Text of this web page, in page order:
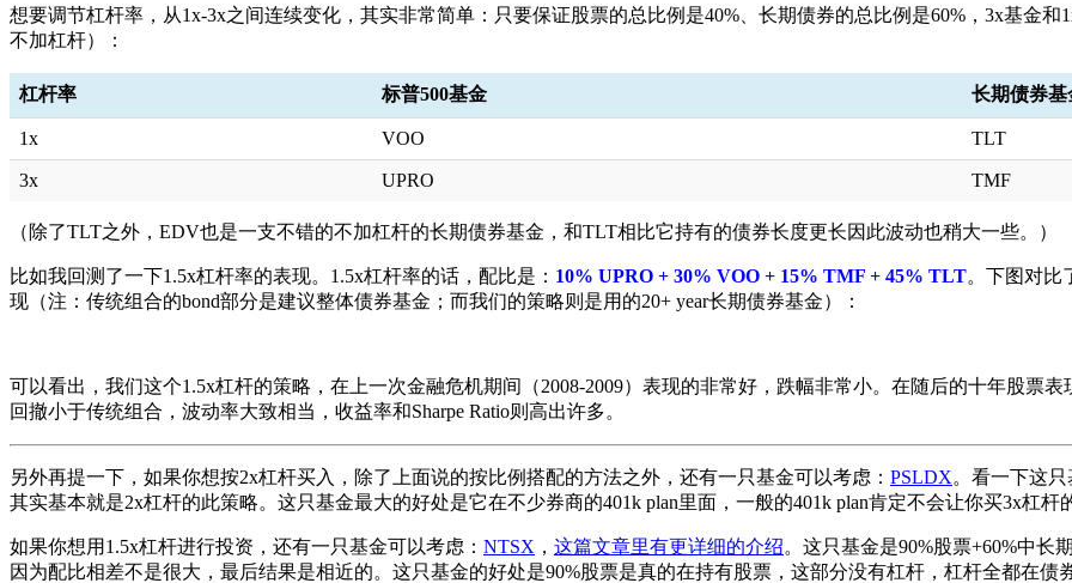
想要调节杠杆率，从1x-3x之间连续变化，其实非常简单：只要保证股票的总比例是40%、长期债券的总比例是60%，3x基金
不加杠杆）：
杠杆率 标普500基金 长期债券基
1x VOO TLT
3x UPRO TMF
（除了TLT之外，EDV也是一支不错的不加杠杆的长期债券基金，和TLT相比它持有的债券长度更长因此波动也稍大一些。）
比如我回测了一下1.5x杠杆率的表现。1.5x杠杆率的话，配比是： 10% UPRO + 30% VOO + 15% TMF + 45% TLT。下图对比
现（注：传统组合的bond部分是建议整体债券基金；而我们的策略则是用的20+ year长期债券基金）：
可以看出，我们这个1.5x杠杆的策略，在上一次金融危机期间（2008-2009）表现的非常好，跌幅非常小。在随后的十年股票
回撤小于传统组合，波动率大致相当，收益率和Sharpe Ratio则高出许多。
另外再提一下，如果你想按2x杠杆买入，除了上面说的按比例搭配的方法之外，还有一只基金可以考虑： PSLDX。看一下这
其实基本就是2x杠杆的此策略。这只基金最大的好处是它在不少券商的401k plan里面，一般的401k plan肯定不会让你买3x杠杆
如果你想用1.5x杠杆进行投资，还有一只基金可以考虑： NTSX ， 这篇文章里有更详细的介绍。这只基金是90%股票+60%中长
因为配比相差不是很大，最后结果是相近的。这只基金的好处是90%股票是真的在持有股票，这部分没有杠杆，杠杆全都在债